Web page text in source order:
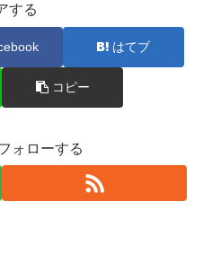
する
はてブ
コピー
ォローする